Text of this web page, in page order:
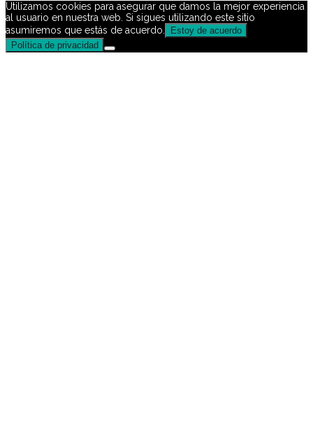
Utilizamos cookies para asegurar que damos la mejor experiencia
al usuario en nuestra web. Si sigues utilizando este sitio
asumiremos que estás de acuerdo.
Estoy de acuerdo
Política de privacidad